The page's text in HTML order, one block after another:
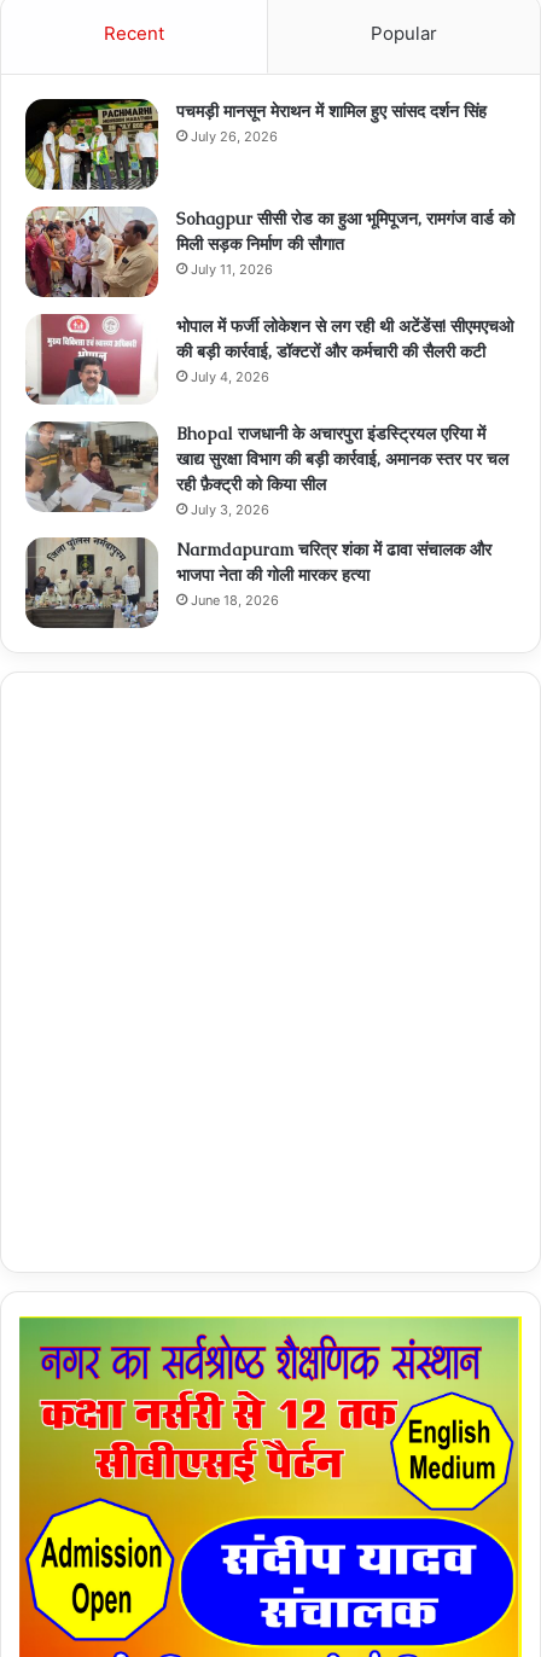
Recent Popular
पचमड़ी मानसून मेराथन में शामिल हुए सांसद दर्शन सिंह
July 26, 2026
Sohagpur सीसी रोड का हुआ भूमिपूजन, रामगंज वार्ड को
मिली सड़क निर्माण की सौगात
July 11, 2026
भोपाल में फर्जी लोकेशन से लग रही थी अटेंडेंस! सीएमएचओ
की बड़ी कार्रवाई, डॉक्टरों और कर्मचारी की सैलरी कटी
July 4, 2026
Bhopal राजधानी के अचारपुरा इंडस्ट्रियल एरिया में
खाद्य सुरक्षा विभाग की बड़ी कार्रवाई, अमानक स्तर पर चल
रही फ़ैक्ट्री को किया सील
July 3, 2026
Narmdapuram चरित्र शंका में ढावा संचालक और
भाजपा नेता की गोली मारकर हत्या
June 18, 2026